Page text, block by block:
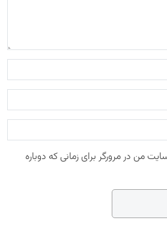
من در مرورگر برای زمانی که دوباره